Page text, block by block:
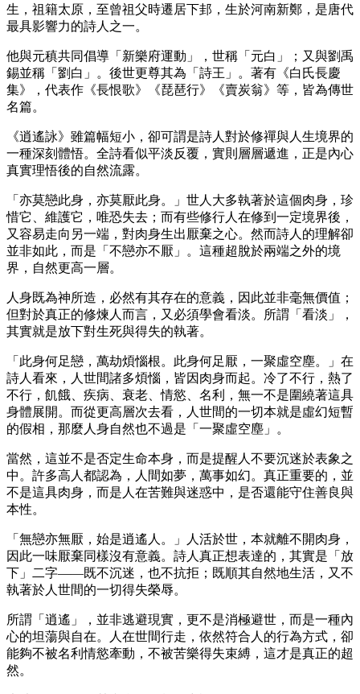
生，祖籍太原，至曾祖父時遷居下邽，生於河南新鄭，是唐代
最具影響力的詩人之一。
他與元稹共同倡導「新樂府運動」，世稱「元白」；又與劉禹
錫並稱「劉白」。後世更尊其為「詩王」。著有《白氏長慶
集》，代表作《長恨歌》《琵琶行》《賣炭翁》等，皆為傳世
名篇。
《逍遙詠》雖篇幅短小，卻可謂是詩人對於修禪與人生境界的
一種深刻體悟。全詩看似平淡反覆，實則層層遞進，正是內心
真實理悟後的自然流露。
「亦莫戀此身，亦莫厭此身。」世人大多執著於這個肉身，珍
惜它、維護它，唯恐失去；而有些修行人在修到一定境界後，
又容易走向另一端，對肉身生出厭棄之心。然而詩人的理解卻
並非如此，而是「不戀亦不厭」。這種超脫於兩端之外的境
界，自然更高一層。
人身既為神所造，必然有其存在的意義，因此並非毫無價值；
但對於真正的修煉人而言，又必須學會看淡。所謂「看淡」，
其實就是放下對生死與得失的執著。
「此身何足戀，萬劫煩惱根。此身何足厭，一聚虛空塵。」在
詩人看來，人世間諸多煩惱，皆因肉身而起。冷了不行，熱了
不行，飢餓、疾病、衰老、情慾、名利，無一不是圍繞著這具
身體展開。而從更高層次去看，人世間的一切本就是虛幻短暫
的假相，那麼人身自然也不過是「一聚虛空塵」。
當然，這並不是否定生命本身，而是提醒人不要沉迷於表象之
中。許多高人都認為，人間如夢，萬事如幻。真正重要的，並
不是這具肉身，而是人在苦難與迷惑中，是否還能守住善良與
本性。
「無戀亦無厭，始是逍遙人。」人活於世，本就離不開肉身，
因此一味厭棄同樣沒有意義。詩人真正想表達的，其實是「放
下」二字——既不沉迷，也不抗拒；既順其自然地生活，又不
執著於人世間的一切得失榮辱。
所謂「逍遙」，並非逃避現實，更不是消極避世，而是一種內
心的坦蕩與自在。人在世間行走，依然符合人的行為方式，卻
能夠不被名利情慾牽動，不被苦樂得失束縛，這才是真正的超
然。